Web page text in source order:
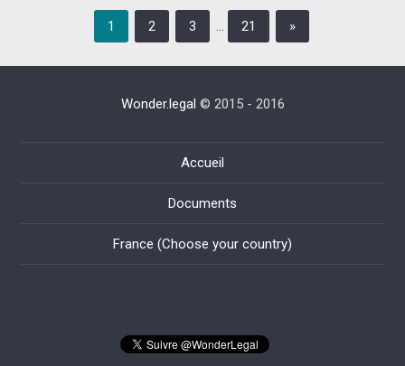
1 2 3 … 21 »
Wonder.legal © 2015 - 2016
Accueil
Documents
France (Choose your country)